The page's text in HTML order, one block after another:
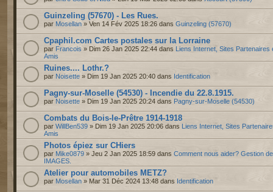
Guinzeling (57670) - Les Rues.
par Mosellan » Ven 14 Fév 2025 18:26 dans Guinzeling (57670)
Cpaphil.com Cartes postales sur la Lorraine
par Francois » Dim 26 Jan 2025 22:44 dans Liens Internet, Sites Partenaires
Amis
Ruines.... Lothr.?
par Noisette » Dim 19 Jan 2025 20:40 dans Identification
Pagny-sur-Moselle (54530) - Incendie du 22.8.1915.
par Noisette » Dim 19 Jan 2025 20:24 dans Pagny-sur-Moselle (54530)
Combats du Bois-le-Prêtre 1914-1918
par WillBen539 » Dim 19 Jan 2025 20:06 dans Liens Internet, Sites
Amis
Photos épiez sur CHiers
par Mike0879 » Jeu 2 Jan 2025 18:59 dans Comment nous aider? Gestion
IMAGES.
Atelier pour automobiles METZ?
par Mosellan » Mar 31 Déc 2024 13:48 dans Identification